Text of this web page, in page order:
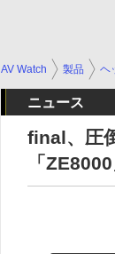
AV Watch 製品 ヘ
ニュース
final、圧
「